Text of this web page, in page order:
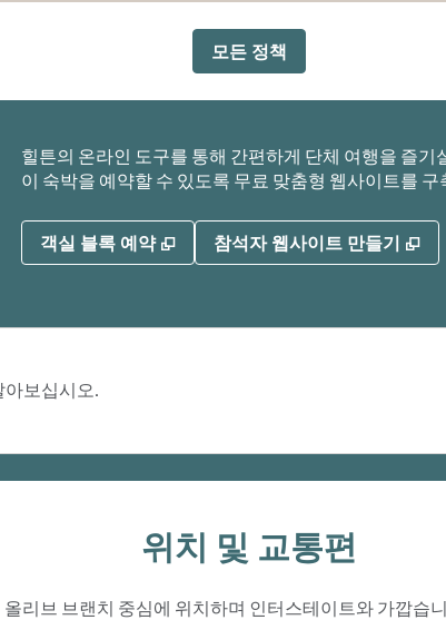
모든 정책
힐튼의 온라인 도구를 통해 간편하게 단체 여행을 즐
이 숙박을 예약할 수 있도록 무료 맞춤형 웹사이트를 구
객실 블록 예약 , 새 탭 열림
참석자 웹사이트 만들기 ,
아보십시오.
위치 및 교통편
올리브 브랜치 중심에 위치하며 인터스테이트와 가깝습